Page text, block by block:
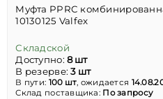
Муфта PPRC
10130125 Valfex
Складской
Доступно:8 шт
В резерве:3 шт
В пути: 100 шт, ожидается
Склад поставщика: По запросу